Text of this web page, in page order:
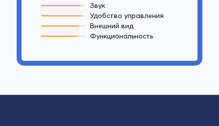
Звук
Удобство управления
Внешний вид
Функциональность